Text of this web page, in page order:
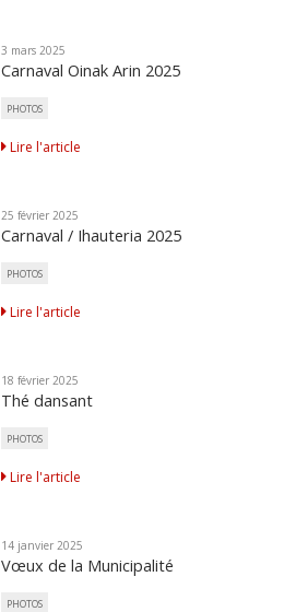
3 mars 2025
Carnaval Oinak Arin 2025
PHOTOS
Lire l'article
25 février 2025
Carnaval / Ihauteria 2025
PHOTOS
Lire l'article
18 février 2025
Thé dansant
PHOTOS
Lire l'article
14 janvier 2025
Vœux de la Municipalité
PHOTOS